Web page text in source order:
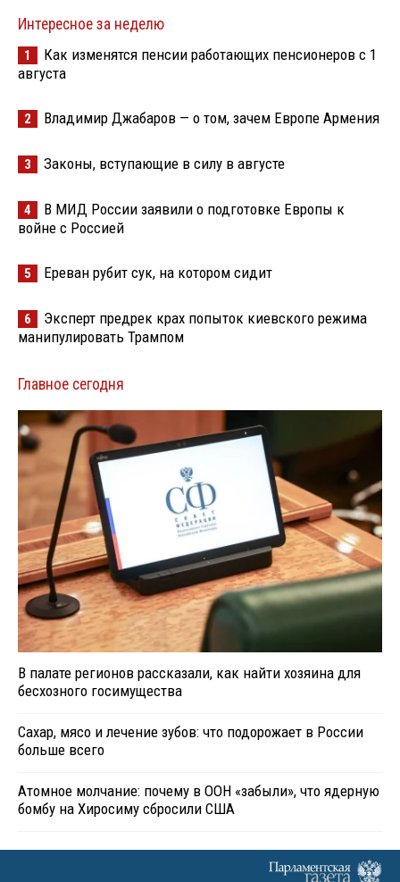
Интересное за неделю
1
Как изменятся пенсии работающих пенсионеров с 1
августа
2 Владимир Джабаров — о том, зачем Европе Армения
3 Законы, вступающие в силу в августе
4
В МИД России заявили о подготовке Европы к
войне с Россией
5 Ереван рубит сук, на котором сидит
6
Эксперт предрек крах попыток киевского режима
манипулировать Трампом
Главное сегодня
В палате регионов рассказали, как найти хозяина для
бесхозного госимущества
Сахар, мясо и лечение зубов: что подорожает в России
больше всего
Атомное молчание: почему в ООН «забыли», что ядерную
бомбу на Хиросиму сбросили США